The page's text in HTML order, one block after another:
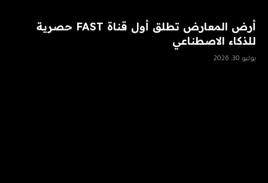
أرض المعارض تطلق أول قناة FAST حصرية
للذكاء الاصطناعي
يوليو 30, 2026